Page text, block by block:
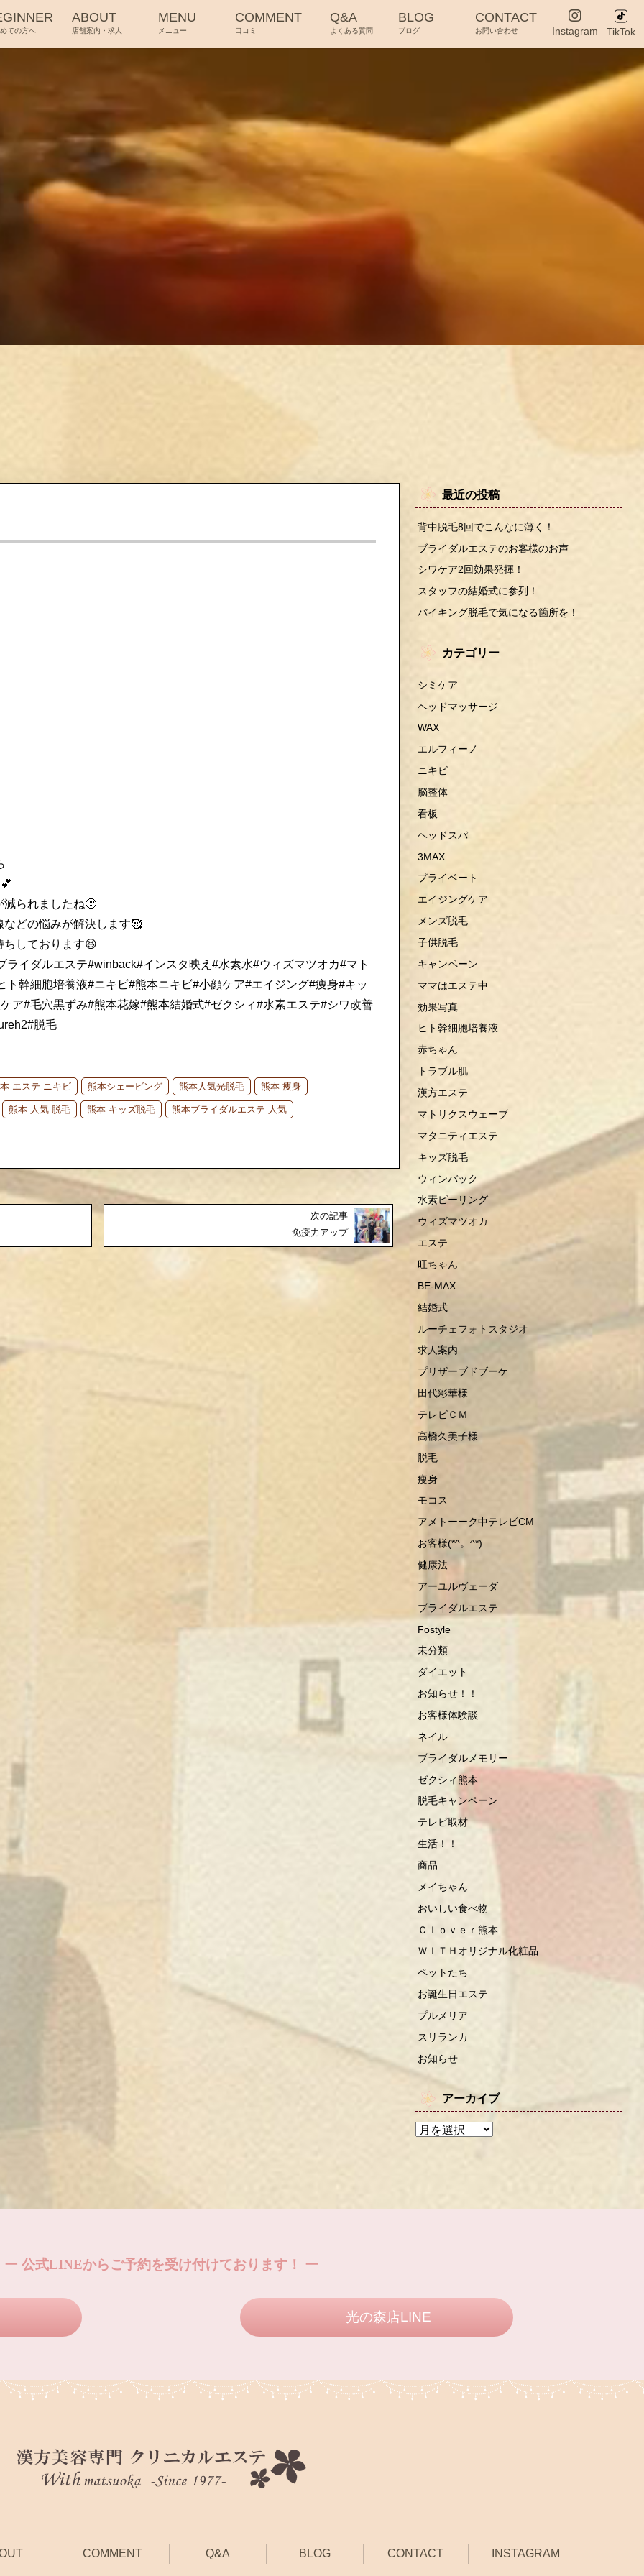
ての方へ
ABOUT
店舗案内・求人
MENU
メニュー
COMMENT
口コミ
Q&A
よくある質問
BLOG
ブログ
CONTACT
お問い合わせ Instagram TikTok
減られましたね🥺
どの悩みが解決します🥰
ちしております😆
イダルエステ#winback#インスタ映え#水素水#ウィズマツオカ#マト
ト幹細胞培養液#ニキビ#熊本ニキビ#小顔ケア#エイジング#痩身#キッ
ア#毛穴黒ずみ#熊本花嫁#熊本結婚式#ゼクシィ#水素エステ#シワ改善
脱毛
エステ ニキビ 熊本シェービング 熊本人気光脱毛 熊本 痩身
熊本 人気 脱毛 熊本 キッズ脱毛 熊本ブライダルエステ 人気
次の記事
免疫力アップ
最近の投稿
背中脱毛8回でこんなに薄く！
ブライダルエステのお客様のお声
シワケア2回効果発揮！
スタッフの結婚式に参列！
バイキング脱毛で気になる箇所を！
カテゴリー
シミケア
ヘッドマッサージ
WAX
エルフィーノ
ニキビ
脳整体
看板
ヘッドスパ
3MAX
プライベート
エイジングケア
メンズ脱毛
子供脱毛
キャンペーン
ママはエステ中
効果写真
ヒト幹細胞培養液
赤ちゃん
トラブル肌
漢方エステ
マトリクスウェーブ
マタニティエステ
キッズ脱毛
ウィンバック
水素ピーリング
ウィズマツオカ
エステ
旺ちゃん
BE-MAX
結婚式
ルーチェフォトスタジオ
求人案内
プリザーブドブーケ
田代彩華様
テレビＣＭ
高橋久美子様
脱毛
痩身
モコス
アメトーーク中テレビCM
お客様(*^。^*)
健康法
アーユルヴェーダ
ブライダルエステ
Fostyle
未分類
ダイエット
お知らせ！！
お客様体験談
ネイル
ブライダルメモリー
ゼクシィ熊本
脱毛キャンペーン
テレビ取材
生活！！
商品
メイちゃん
おいしい食べ物
Ｃｌｏｖｅｒ熊本
ＷＩＴＨオリジナル化粧品
ペットたち
お誕生日エステ
プルメリア
スリランカ
お知らせ
アーカイブ
ー 公式LINEからご予約を受け付けております！ ー
光の森店LINE
COMMENT Q&A BLOG CONTACT INSTAGRAM